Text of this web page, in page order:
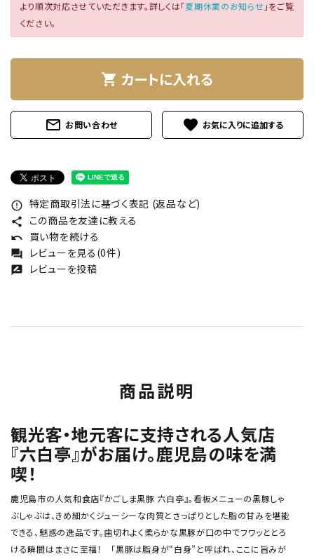
card_giftcard 送料無料
より順次対応させていただきます。詳しくは「夏期休業のお知らせ 」をご覧
ください。
shopping_cart カートに入れる
mail_outline お問い合わせ favorite
error_outline 特定商取引法に基づく表記 (返品など)
share この商品を友達に教える
undo 買い物を続ける
forum レビューを見る(0件)
rate_review レビューを投稿
商品説明
観光客・地元客に支持される人気店
『六白亭』がお届け。鹿児島の味を満
喫！
鹿児島市の人気和食店『かごしま黒豚 六白亭』。看板メニューの黒豚しゃ
ぶしゃぶは、きめ細かくジューシーな肉質とさっぱりとした脂の甘みを堪能
できる、魅惑の逸品です。歯切れよく柔らかな黒豚が口の中でフワッととろ
ける瞬間はまさに至福！ 「黒豚は脂身が“白身”と呼ばれ、ここに旨みが